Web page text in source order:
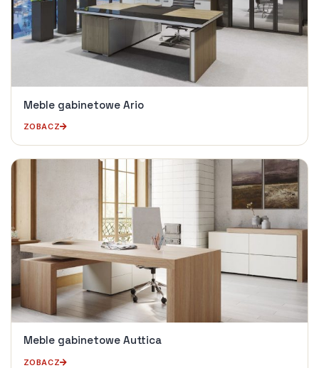
Meble gabinetowe Ario
ZOBACZ
Meble gabinetowe Auttica
ZOBACZ